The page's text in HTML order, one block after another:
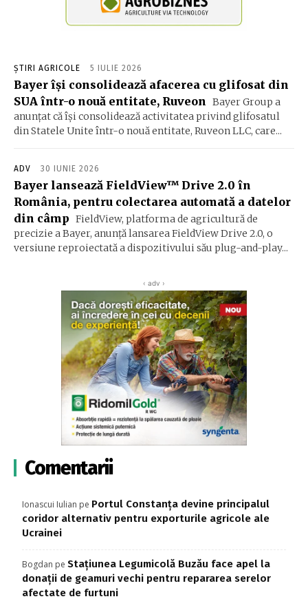
ȘTIRI AGRICOLE 5 IULIE 2026
Bayer își consolidează afacerea cu glifosat din
SUA într-o nouă entitate, Ruveon Bayer Group a
anunțat că își consolidează activitatea privind glifosatul
din Statele Unite într-o nouă entitate, Ruveon LLC, care...
ADV 30 IUNIE 2026
Bayer lansează FieldView™ Drive 2.0 în
România, pentru colectarea automată a datelor
din câmp FieldView, platforma de agricultură de
precizie a Bayer, anunță lansarea FieldView Drive 2.0, o
versiune reproiectată a dispozitivului său plug-and-play...
‹ adv ›
Comentarii
Ionascui Iulian pe Portul Constanța devine principalul
coridor alternativ pentru exporturile agricole ale
Ucrainei
Bogdan pe Stațiunea Legumicolă Buzău face apel la
donații de geamuri vechi pentru repararea serelor
afectate de furtuni